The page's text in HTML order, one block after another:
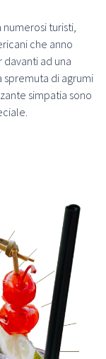
turisti,
che anno
davanti ad una
spremuta di agrumi
simpatia sono